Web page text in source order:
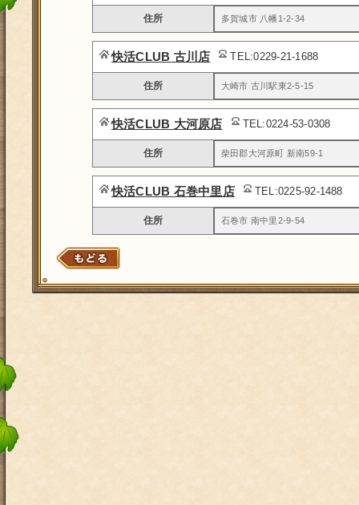
住所 多賀城市 八幡1-2-34
快活CLUB 古川店 TEL:0229-21-1688
住所 大崎市 古川駅東2-5-15
快活CLUB 大河原店 TEL:0224-53-0308
住所 柴田郡大河原町 新南59-1
快活CLUB 石巻中里店 TEL:0225-92-1488
住所 石巻市 南中里2-9-54